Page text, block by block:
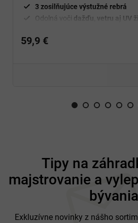
3 zosilňujúce výstužné rebrá
Odolná voči dažďu, vetru aj UV
59,9 €
Tipy na
majstrovanie a
bývania
Exkluzívne novinky z nášho